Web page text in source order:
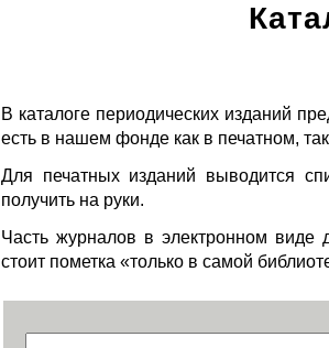
В каталоге периодических изданий
есть в нашем фонде как в печатном,
Для печатных изданий выводится
получить на руки.
Часть журналов в электронном виде
стоит пометка «только в самой